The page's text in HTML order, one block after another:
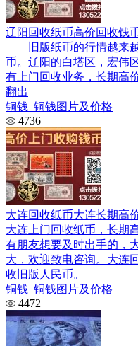
辽阳回收纸币高价回收钱
旧版纸币的行情越来越
币。辽阳的白塔区，宏伟
有上门回收业务，长期高
翻出
铜钱_铜钱图片及价格
4736
大连回收纸币大连长期高
大连上门回收纸币，长期
有朋友想要及时出手的，
大，欢迎致电咨询。大连
收旧版人民币。
铜钱_铜钱图片及价格
4472